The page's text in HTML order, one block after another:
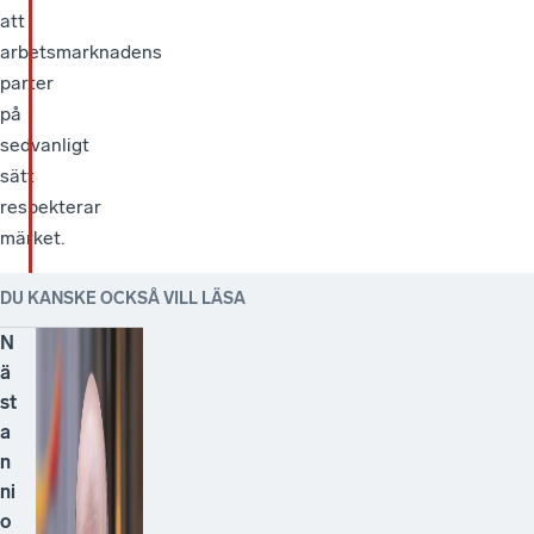
att
arbetsmarknadens
parter
på
sedvanligt
sätt
respekterar
märket.
DU KANSKE OCKSÅ VILL LÄSA
N
ä
st
a
n
ni
o